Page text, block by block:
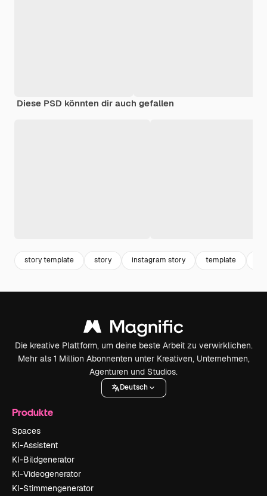
Diese PSD könnten dir auch gefallen
story template story instagram story template
Die kreative Plattform, um deine beste Arbeit zu verwirklichen.
Mehr als 1 Million Abonnenten unter Kreativen, Unternehmen,
Agenturen und Studios.
Deutsch
Produkte
Spaces
KI-Assistent
KI-Bildgenerator
KI-Videogenerator
KI-Stimmengenerator